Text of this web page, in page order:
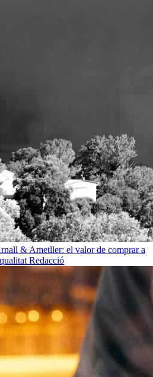
& Ametller: el valor de comprar a
Redacció